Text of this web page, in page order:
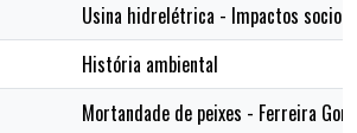
Usina hidrelétrica - Impactos
História ambiental
Mortandade de peixes - Ferreira